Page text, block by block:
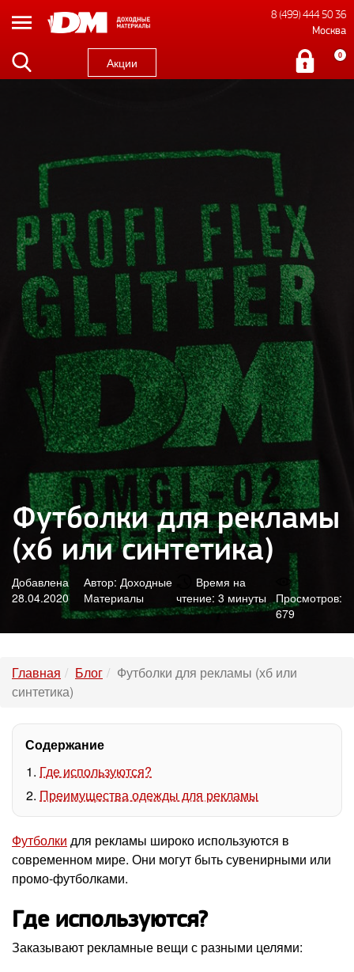
8 (499) 444 50 36
Москва
Акции 0
Футболки для рекламы
(хб или синтетика)
Добавлена
28.04.2020
Автор: Доходные
Материалы
Время на
чтение: 3 минуты
Просмотров:
679
Главная Блог
Футболки для рекламы (хб или
синтетика)
Содержание
Где используются?
Преимущества одежды для рекламы
Футболки для рекламы широко используются в
современном мире. Они могут быть сувенирными или
промо-футболками.
Где используются?
Заказывают рекламные вещи с разными целями: